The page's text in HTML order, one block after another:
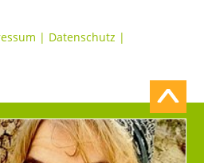
| Datenschutz |